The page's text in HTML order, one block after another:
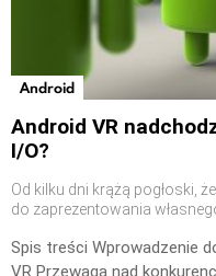
Android
Android VR
I/O?
Od kilku dni krążą pogłoski,
do zaprezentowania
Spis treści Wprowadzenie
VR Przewaga nad